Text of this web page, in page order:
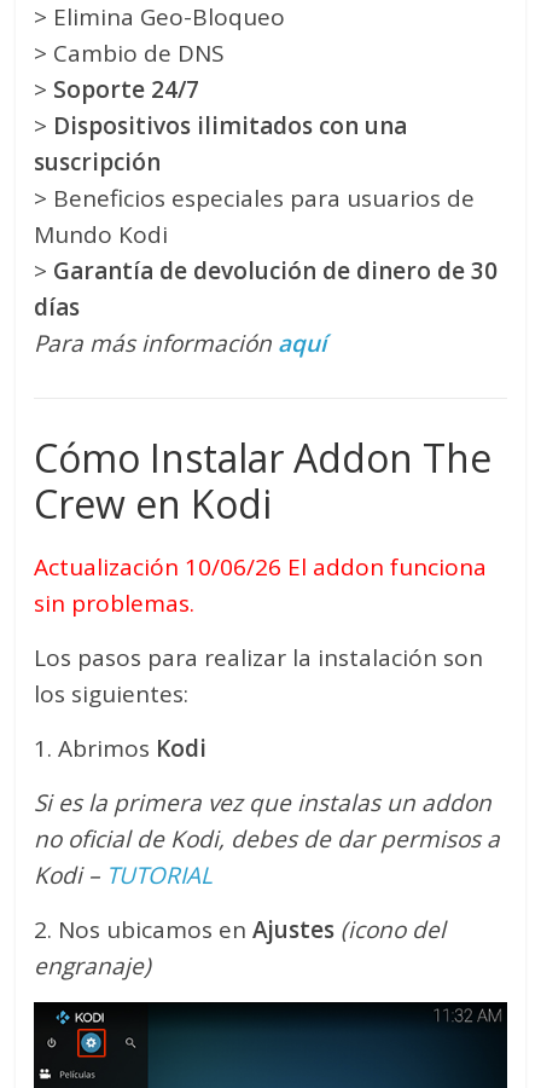
> Elimina Geo-Bloqueo
> Cambio de DNS
> Soporte 24/7
> Dispositivos ilimitados con una
suscripción
> Beneficios especiales para usuarios de
Mundo Kodi
> Garantía de devolución de dinero de 30
días
Para más información aquí
Cómo Instalar Addon The
Crew en Kodi
Actualización 10/06/26 El addon funciona
sin problemas.
Los pasos para realizar la instalación son
los siguientes:
1. Abrimos Kodi
Si es la primera vez que instalas un addon
no oficial de Kodi, debes de dar permisos a
Kodi – TUTORIAL
2. Nos ubicamos enAjustes (icono del
engranaje)